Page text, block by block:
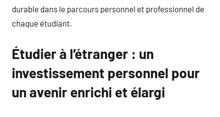
durable dans le parcours personnel et professionnel de
chaque étudiant.
Étudier à l’étranger : un
investissement personnel pour
un avenir enrichi et élargi